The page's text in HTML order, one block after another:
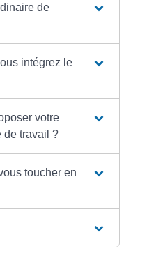
de
intégrez le
votre
de travail ?
toucher en